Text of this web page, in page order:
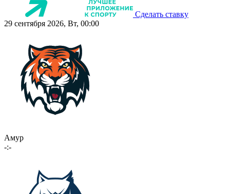
Сделать ставку
29 сентября 2026, Вт, 00:00
Амур
-:-